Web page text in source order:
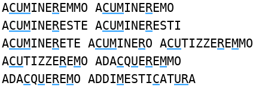
ACUMINEREMMO ACUMINEREMO
ACUMINERESTE ACUMINERESTI
ACUMINERETE ACUMINERO ACUTIZZEREMMO
ACUTIZZEREMO ADACQUEREMMO
ADACQUEREMO ADDIMESTICATURA